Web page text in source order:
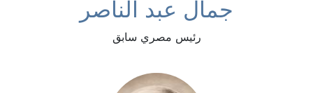
جمال عبد الناصر
رئيس مصري سابق